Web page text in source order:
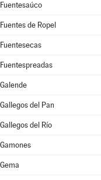
Fuentesaúco
Fuentes de Ropel
Fuentesecas
Fuentespreadas
Galende
Gallegos del Pan
Gallegos del Río
Gamones
Gema